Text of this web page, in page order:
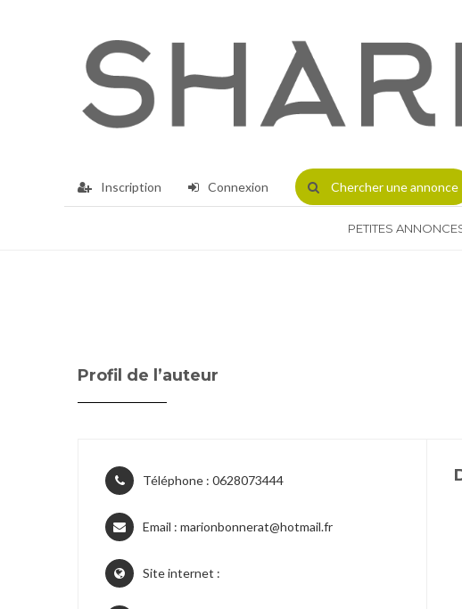
Inscription Connexion Chercherune annonce
PETITES
Profil de l’auteur
Téléphone : 0628073444
Email : marionbonnerat@hotmail.fr
Site internet :